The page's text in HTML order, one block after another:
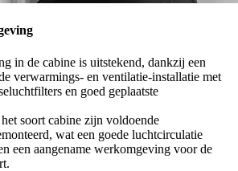
in de cabine is uitstekend, dankzij een
verwarmings- en ventilatie-installatie met
en goed geplaatste
soort cabine zijn voldoende
wat een goede luchtcirculatie
een aangename werkomgeving voor de